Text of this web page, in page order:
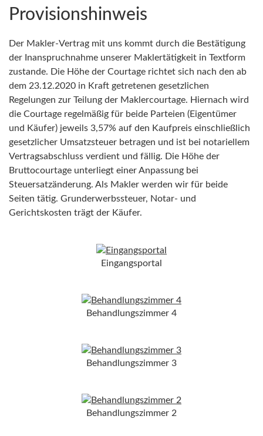
Provisionshinweis
Der Makler-Vertrag mit uns kommt durch die Bestätigung
der Inanspruchnahme unserer Maklertätigkeit in Textform
zustande. Die Höhe der Courtage richtet sich nach den ab
dem 23.12.2020 in Kraft getretenen gesetzlichen
Regelungen zur Teilung der Maklercourtage. Hiernach wird
die Courtage regelmäßig für beide Parteien (Eigentümer
und Käufer) jeweils 3,57% auf den Kaufpreis einschließlich
gesetzlicher Umsatzsteuer betragen und ist bei notariellem
Vertragsabschluss verdient und fällig. Die Höhe der
Bruttocourtage unterliegt einer Anpassung bei
Steuersatzänderung. Als Makler werden wir für beide
Seiten tätig. Grunderwerbssteuer, Notar- und
Gerichtskosten trägt der Käufer.
Eingangsportal
Behandlungszimmer 4
Behandlungszimmer 3
Behandlungszimmer 2